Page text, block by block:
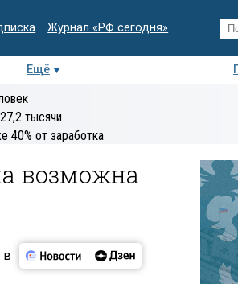
Журнал «РФ сегодня»
Ещё
тысячи
40% от заработка
возможна
в